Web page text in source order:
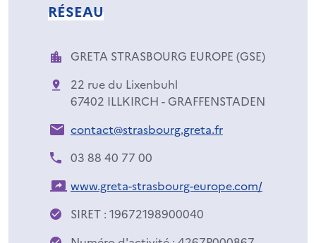
RÉSEAU
GRETA STRASBOURG EUROPE (GSE)
22 rue du Lixenbuhl
67402 ILLKIRCH - GRAFFENSTADEN
contact@strasbourg.greta.fr
03 88 40 77 00
www.greta-strasbourg-europe.com/
SIRET : 19672198900040